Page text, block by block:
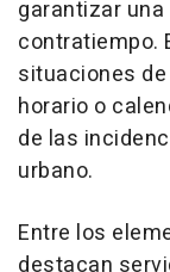
garantizar
contratiempo.
situaciones
horario o
de las
urbano.
Entre los